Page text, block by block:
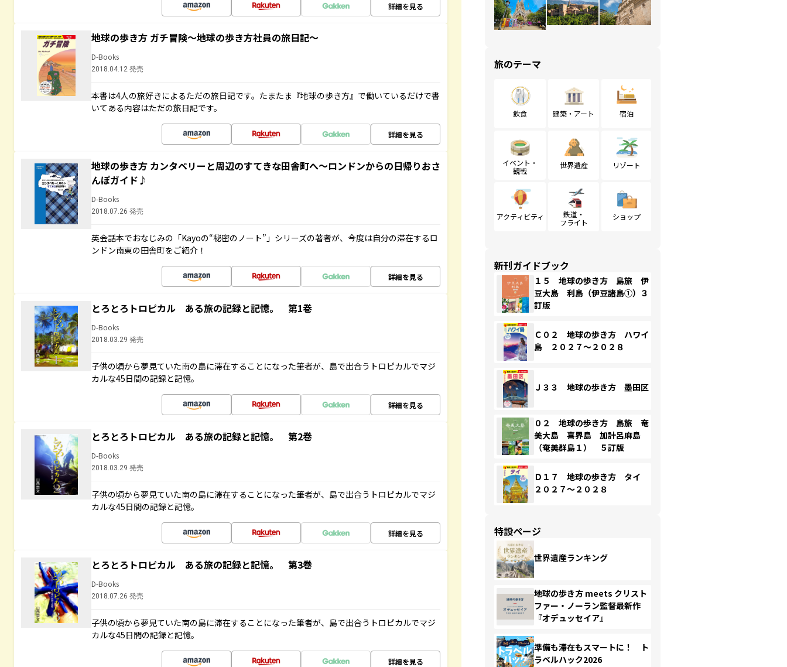
詳細を見る
地球の歩き方 ガチ冒険～地球の歩き方社員の旅日記～
D-Books
2018.04.12 発売
本書は4人の旅好きによるただの旅日記です。たまたま『地球の歩き方』で働いているだけで書
いてある内容はただの旅日記です。
詳細を見る
地球の歩き方 カンタベリーと周辺のすてきな田舎町へ～ロンドンからの日帰りおさ
んぽガイド♪
D-Books
2018.07.26 発売
英会話本でおなじみの「Kayoの“秘密のノート”」シリーズの著者が、今度は自分の滞在するロ
ンドン南東の田舎町をご紹介！
詳細を見る
とろとろトロピカル ある旅の記録と記憶。 第1巻
D-Books
2018.03.29 発売
子供の頃から夢見ていた南の島に滞在することになった筆者が、島で出合うトロピカルでマジ
カルな45日間の記録と記憶。
詳細を見る
とろとろトロピカル ある旅の記録と記憶。 第2巻
D-Books
2018.03.29 発売
子供の頃から夢見ていた南の島に滞在することになった筆者が、島で出合うトロピカルでマジ
カルな45日間の記録と記憶。
詳細を見る
とろとろトロピカル ある旅の記録と記憶。 第3巻
D-Books
2018.07.26 発売
子供の頃から夢見ていた南の島に滞在することになった筆者が、島で出合うトロピカルでマジ
カルな45日間の記録と記憶。
詳細を見る
旅のテーマ
飲食 建築・アート 宿泊
イベント・
観戦
世界遺産 リゾート
アクティビティ
鉄道・
フライト
ショップ
新刊ガイドブック
１５ 地球の歩き方 島旅 伊
豆大島 利島（伊豆諸島①）３
訂版
Ｃ０２ 地球の歩き方 ハワイ
島 ２０２７～２０２８
Ｊ３３ 地球の歩き方 墨田区
０２ 地球の歩き方 島旅 奄
美大島 喜界島 加計呂麻島
（奄美群島１） ５訂版
Ｄ１７ 地球の歩き方 タイ
２０２７～２０２８
特設ページ
世界遺産ランキング
地球の歩き方 meets クリスト
ファー・ノーラン監督最新作
『オデュッセイア』
準備も滞在もスマートに！ ト
ラベルハック2026